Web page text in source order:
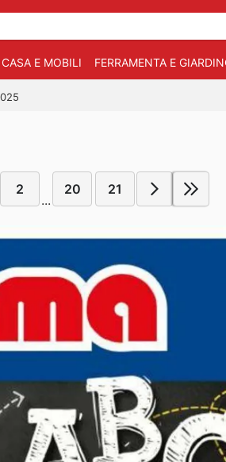
CASA E MOBILI FERRAMENTA E
2
...
20 21